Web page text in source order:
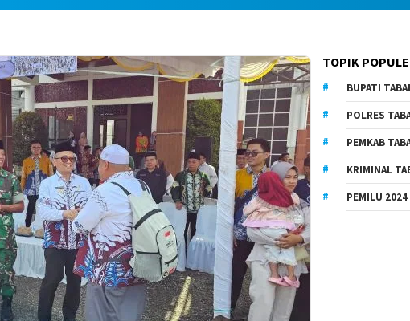
TOPIK
BUPATI
POLRES
PEMKAB
KRIMINAL
PEMILU 2024